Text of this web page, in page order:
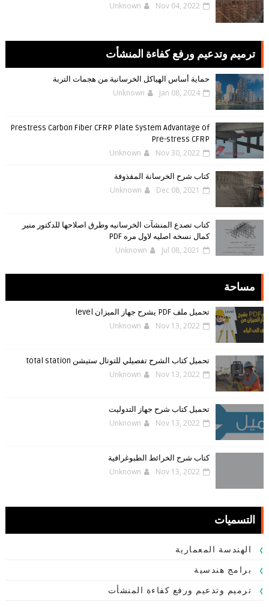
Unknown Nov 04, 2022
ترميم وتدعيم ورفع كفاءة المنشأت
حماية أساس الهياكل الخرسانية من هجمات التربة
Unknown Jan 08, 2024
Prestress Carbon Fiber CFRP Plate System Advantage of
Pre-stress CFRP
Unknown Nov 30, 2022
كتاب شرح الخرسانة المقذوفة
Unknown Dec 08, 2021
كتاب تصدع المنشآت الخرسانيه وطرق اصلاحها للدكتور منير
كمال نسخه اصليه لاول مره PDF
Unknown Jul 08, 2021
مساحة
تحميل ملف PDF يشرح جهاز الميزان level
Unknown Nov 13, 2022
تحميل كتاب الشرح تفصيلي للتوتال ستيشن total station
Unknown Nov 13, 2022
تحميل كتاب شرح جهاز التدوليت
Unknown Nov 13, 2022
كتاب شرح الخرائط الطبوغرافية
Unknown Nov 13, 2022
التسميات
الهندسة المعمارية
برامج هندسية
ترميم وتدعيم ورفع كفاءة المنشأت